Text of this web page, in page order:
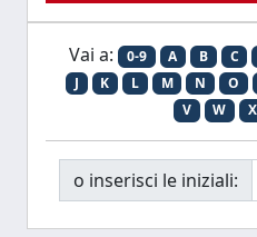
Vai a: 0-9 A B C
J
K L M N O
V
W X
o inserisci le iniziali: